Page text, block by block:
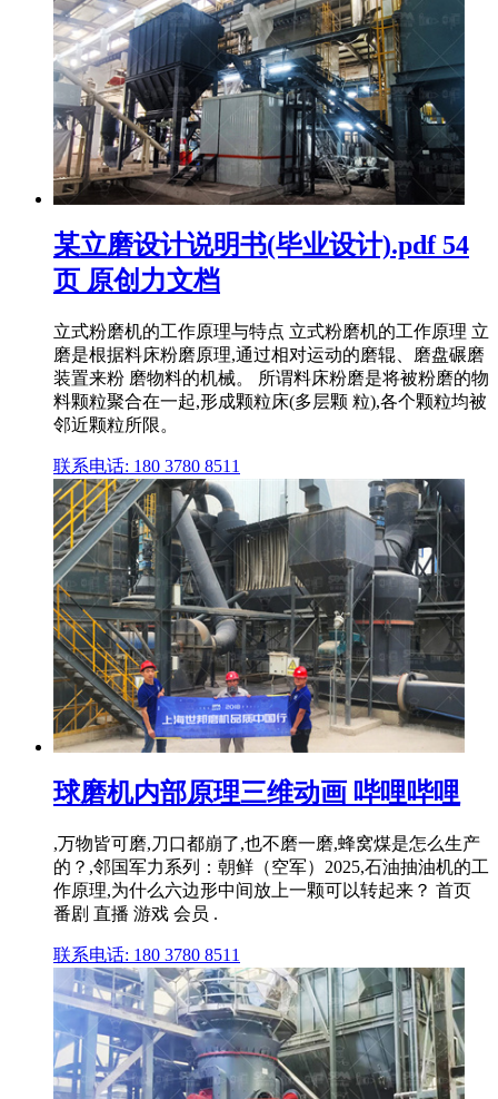
某立磨设计说明书(毕业设计).pdf 54
页 原创力文档
立式粉磨机的工作原理与特点 立式粉磨机的工作原理 立
磨是根据料床粉磨原理,通过相对运动的磨辊、磨盘碾磨
装置来粉 磨物料的机械。 所谓料床粉磨是将被粉磨的物
料颗粒聚合在一起,形成颗粒床(多层颗 粒),各个颗粒均被
邻近颗粒所限。
联系电话: 180 3780 8511
球磨机内部原理三维动画 哔哩哔哩
,万物皆可磨,刀口都崩了,也不磨一磨,蜂窝煤是怎么生产
的？,邻国军力系列：朝鲜（空军）2025,石油抽油机的工
作原理,为什么六边形中间放上一颗可以转起来？ 首页
番剧 直播 游戏 会员 .
联系电话: 180 3780 8511